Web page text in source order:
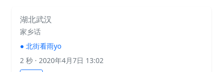
湖北武汉
家乡话
● 北街看雨yo
2 秒 · 2020年4月7日 13:02